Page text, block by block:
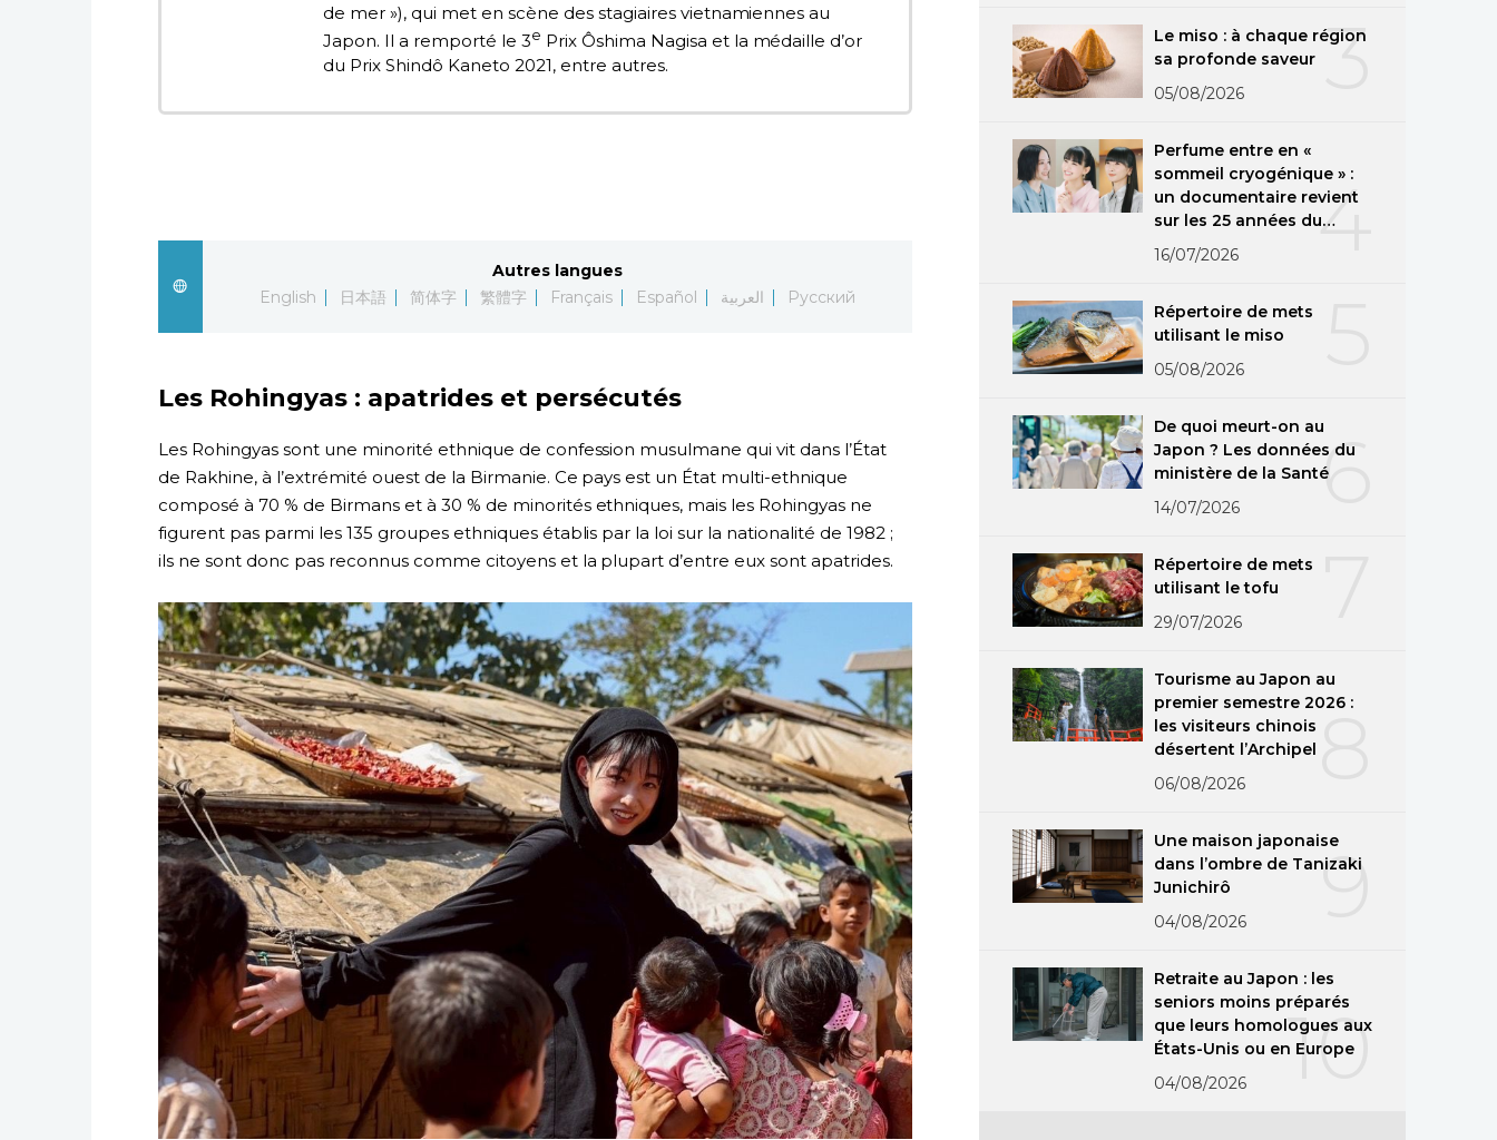
de mer »), qui met en scène des stagiaires vietnamiennes au
Japon. Il a remporté le 3e Prix Ôshima Nagisa et la médaille d’or
du Prix Shindô Kaneto 2021, entre autres.
Autres langues
English
日本語 简体字 繁體字 Français Español العربية Русский
Les Rohingyas : apatrides et persécutés
Les Rohingyas sont une minorité ethnique de confession musulmane qui vit dans l’État
de Rakhine, à l’extrémité ouest de la Birmanie. Ce pays est un État multi-ethnique
composé à 70 % de Birmans et à 30 % de minorités ethniques, mais les Rohingyas ne
figurent pas parmi les 135 groupes ethniques établis par la loi sur la nationalité de 1982 ;
ils ne sont donc pas reconnus comme citoyens et la plupart d’entre eux sont apatrides.
3
Le miso : à chaque région
sa profonde saveur
05/08/2026
4
Perfume entre en «
sommeil cryogénique » :
un documentaire revient
sur les 25 années du
groupe
16/07/2026
Répertoire de mets
utilisant le miso
05/08/2026
6
De quoi meurt-on au
Japon ? Les données du
ministère de la Santé
14/07/2026
Répertoire de mets
utilisant le tofu
29/07/2026
Tourisme au Japon au
premier semestre 2026 :
les visiteurs chinois
désertent l’Archipel
06/08/2026
9
Une maison japonaise
dans l’ombre de Tanizaki
Junichirô
04/08/2026
10
Retraite au Japon : les
seniors moins préparés
que leurs homologues aux
États-Unis ou en Europe
04/08/2026